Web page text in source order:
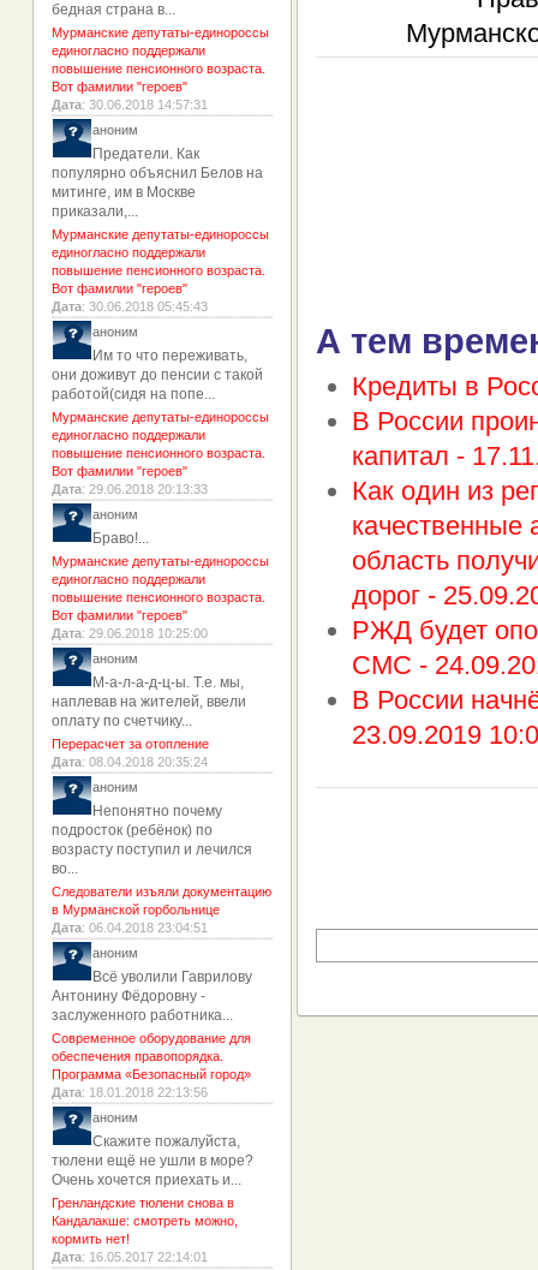
А тем
Кредиты в
В России
капитал -
Как один из
качественные
область
дорог -
РЖД будет
СМС -
В России
23.09.2019
бедная страна в...
Мурманские депутаты-единороссы
единогласно поддержали
повышение пенсионного возраста.
Вот фамилии "героев"
Дата: 30.06.2018 14:57:31
аноним
Предатели. Как
популярно объяснил Белов на
митинге, им в Москве
приказали,...
Мурманские депутаты-единороссы
единогласно поддержали
повышение пенсионного возраста.
Вот фамилии "героев"
Дата: 30.06.2018 05:45:43
аноним
Им то что переживать,
они доживут до пенсии с такой
работой(сидя на попе...
Мурманские депутаты-единороссы
единогласно поддержали
повышение пенсионного возраста.
Вот фамилии "героев"
Дата: 29.06.2018 20:13:33
аноним
Браво!...
Мурманские депутаты-единороссы
единогласно поддержали
повышение пенсионного возраста.
Вот фамилии "героев"
Дата: 29.06.2018 10:25:00
аноним
М-а-л-а-д-ц-ы. Т.е. мы,
наплевав на жителей, ввели
оплату по счетчику...
Перерасчет за отопление
Дата: 08.04.2018 20:35:24
аноним
Непонятно почему
подросток (ребёнок) по
возрасту поступил и лечился
во...
Следователи изъяли документацию
в Мурманской горбольнице
Дата: 06.04.2018 23:04:51
аноним
Всё уволили Гаврилову
Антонину Фёдоровну -
заслуженного работника...
Современное оборудование для
обеспечения правопорядка.
Программа «Безопасный город»
Дата: 18.01.2018 22:13:56
аноним
Скажите пожалуйста,
тюлени ещё не ушли в море?
Очень хочется приехать и...
Гренландские тюлени снова в
Кандалакше: смотреть можно,
кормить нет!
Дата: 16.05.2017 22:14:01